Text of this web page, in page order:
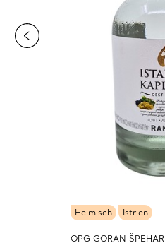
Heimisch Istrien
OPG GORAN ŠPEHAR